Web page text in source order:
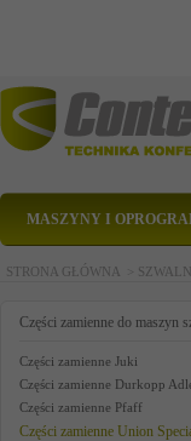
MASZYNY I
STRONA GŁÓWNA >
Części zamienne do maszyn
Części zamienne Juki
Części zamienne Durkopp
Części zamienne Pfaff
Części zamienne Union